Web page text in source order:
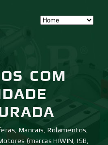
COM
Mancais, Rolamentos,
(marcas HIWIN, ISB,